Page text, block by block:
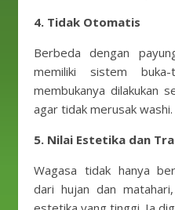
4. Tidak Otomatis
Berbeda dengan
memiliki sistem
membukanya dilakukan
agar tidak merusak washi.
5. Nilai Estetika dan
Wagasa tidak hanya
dari hujan dan